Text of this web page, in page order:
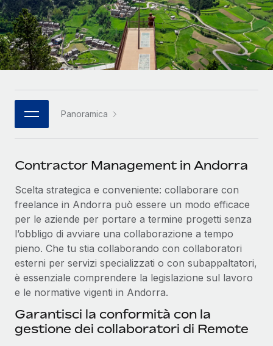
Italiano
Português (Portugal)
日本語
한국어
中文（简体）
Panoramica
Contractor Management in Andorra
Scelta strategica e conveniente: collaborare con
freelance in Andorra può essere un modo efficace
per le aziende per portare a termine progetti senza
l’obbligo di avviare una collaborazione a tempo
pieno. Che tu stia collaborando con collaboratori
esterni per servizi specializzati o con subappaltatori,
è essenziale comprendere la legislazione sul lavoro
e le normative vigenti in Andorra.
Garantisci la conformità con la
gestione dei collaboratori di Remote